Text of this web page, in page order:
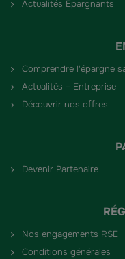
Actualités Épargnants
Comprendre l'épargne
Actualités – Entreprise
Découvrir nos offres
Devenir Partenaire
Nos engagements RSE
Conditions générales